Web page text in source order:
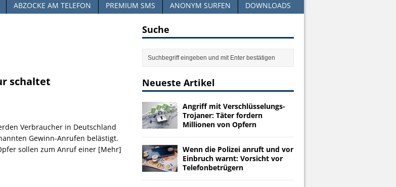
ABZOCKE AM TELEFON PREMIUM SMS ANONYM SURFEN DOWNLOADS
schaltet
Verbraucher in Deutschland
Gewinn-Anrufen belästigt.
sollen zum Anruf einer [Mehr]
Suche
Neueste Artikel
Angriff mit Verschlüsselungs-
Trojaner: Täter fordern
Millionen von Opfern
Wenn die Polizei anruft und vor
Einbruch warnt: Vorsicht vor
Telefonbetrügern